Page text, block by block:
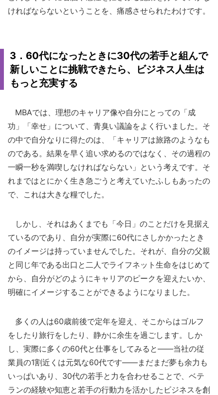
ければならないということを、痛感させられたわけです。
3．60代になったときに30代の若手と組んで
新しいことに挑戦できたら、ビジネス人生は
もっと充実する
MBAでは、理想のキャリア像や自分にとっての「成
功」「幸せ」について、青臭い議論をよく行いました。そ
の中で自分なりに得たのは、「キャリアは旅路のようなも
のである。結果を早く追い求めるのではなく、その過程の
一瞬一秒を満喫しなければならない」という考えです。そ
れまではとにかく生き急ごうと考えていたふしもあったの
で、これは大きな糧でした。
しかし、それはあくまでも「今日」のことだけを見据え
ているのであり、自分が実際に60代にさしかかったとき
のイメージは持っていませんでした。それが、自分の父親
と同じ年である出口と二人でライフネット生命をはじめて
から、自分がどのようにキャリアのピークを迎えたいか、
明確にイメージすることができるようになりました。
多くの人は60歳前後で定年を迎え、そこからはゴルフ
をしたり旅行をしたり、静かに余生を過ごします。しか
し、実際に多くの60代と仕事をしてみると――当社の従
業員の1割近くは元気な60代です――まだまだ夢も余力も
いっぱいあり、30代の若手と力を合わせることで、ベテ
ランの経験や知恵と若手の行動力を活かしたビジネスを創